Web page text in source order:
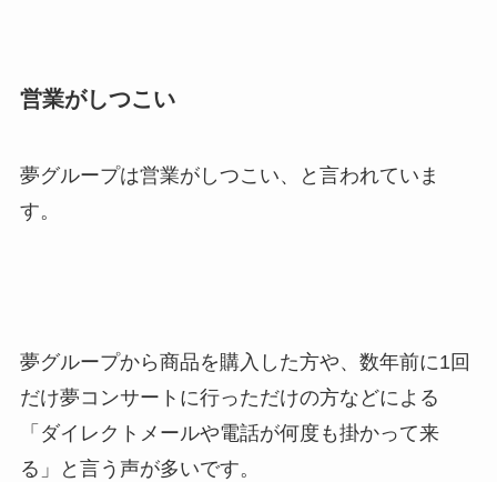
営業がしつこい
夢グループは営業がしつこい、と言われていま
す。
夢グループから商品を購入した方や、数年前に1回
だけ夢コンサートに行っただけの方などによる
「ダイレクトメールや電話が何度も掛かって来
る」と言う声が多いです。